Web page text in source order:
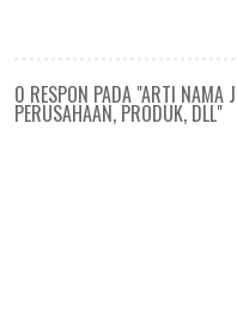
0 RESPON PADA "ARTI NAMA
PERUSAHAAN, PRODUK, DLL"